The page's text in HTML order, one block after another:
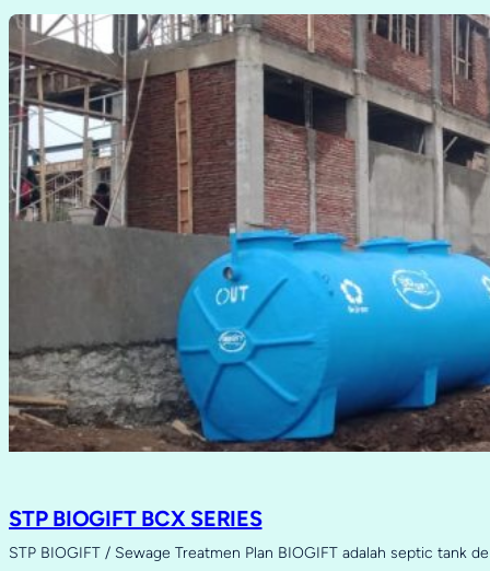
STP BIOGIFT BCX SERIES
STP BIOGIFT / Sewage Treatmen Plan BIOGIFT adalah septic tank